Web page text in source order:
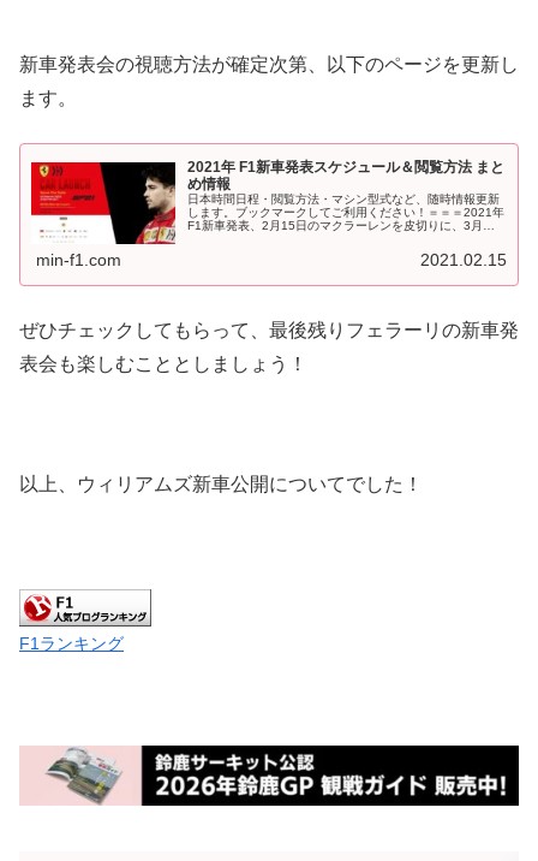
新車発表会の視聴方法が確定次第、以下のページを更新し
ます。
2021年 F1新車発表スケジュール＆閲覧方法 まと
め情報
日本時間日程・閲覧方法・マシン型式など、随時情報更新
します。ブックマークしてご利用ください！＝＝＝2021年
F1新車発表、2月15日のマクラーレンを皮切りに、3月に
min-f1.com 2021.02.15
ぜひチェックしてもらって、最後残りフェラーリの新車発
表会も楽しむこととしましょう！
以上、ウィリアムズ新車公開についてでした！
F1ランキング